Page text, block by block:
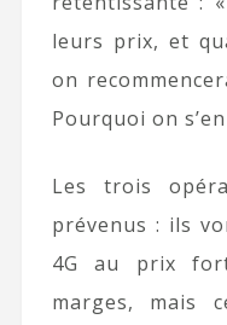
leurs prix, et
on
Pourquoi on
Les trois
prévenus : ils
4G au prix
marges, mais